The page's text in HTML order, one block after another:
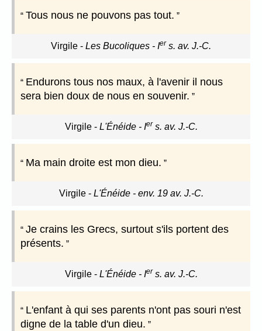
Tous nous ne pouvons pas tout.
Virgile - Les Bucoliques - Ier s. av. J.-C.
Endurons tous nos maux, à l'avenir il nous
sera bien doux de nous en souvenir.
Virgile- L'Énéide - Ier s. av. J.-C.
Ma main droite est mon dieu.
Virgile- L'Énéide - env. 19 av. J.-C.
Je crains les Grecs, surtout s'ils portent des
présents.
Virgile- L'Énéide - Ier s. av. J.-C.
L'enfant à qui ses parents n'ont pas souri n'est
digne de la table d'un dieu.